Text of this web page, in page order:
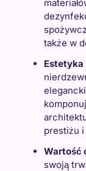
także w
prestiżu
Wartość
swoją